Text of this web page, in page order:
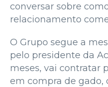
conversar sobre
relacionamento
O Grupo segue a
pelo presidente da
meses, vai contratar
em compra de gado,